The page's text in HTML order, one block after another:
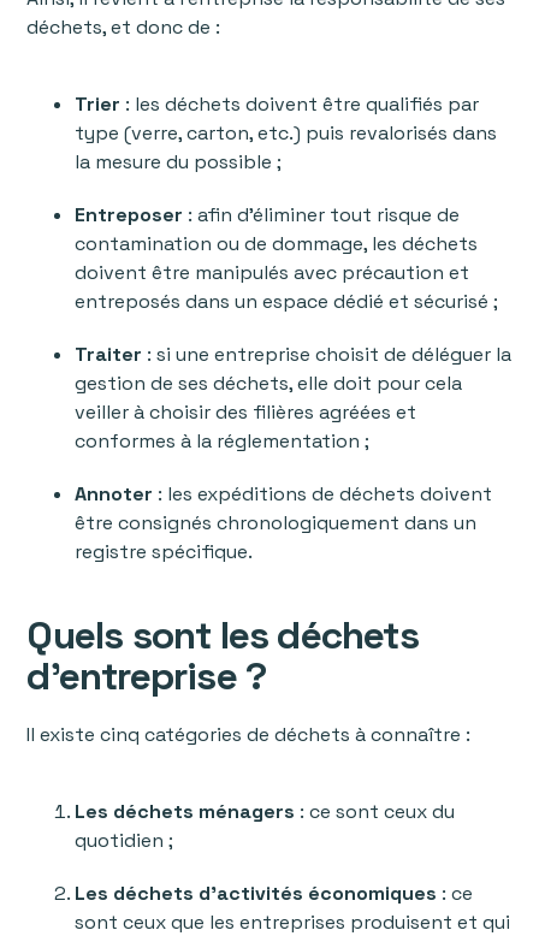
déchets, et donc de :
Trier : les déchets doivent être qualifiés par
type (verre, carton, etc.) puis revalorisés dans
la mesure du possible ;
Entreposer : afin d’éliminer tout risque de
contamination ou de dommage, les déchets
doivent être manipulés avec précaution et
entreposés dans un espace dédié et sécurisé ;
Traiter : si une entreprise choisit de déléguer la
gestion de ses déchets, elle doit pour cela
veiller à choisir des filières agréées et
conformes à la réglementation ;
Annoter : les expéditions de déchets doivent
être consignés chronologiquement dans un
registre spécifique.
Quels sont les déchets
d’entreprise ?
Il existe cinq catégories de déchets à connaître :
Les déchets ménagers : ce sont ceux du
quotidien ;
Les déchets d’activités économiques : ce
sont ceux que les entreprises produisent et qui